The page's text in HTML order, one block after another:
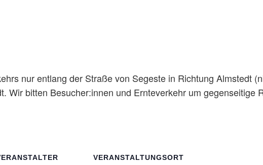
nur entlang der Straße von Segeste in Richtung Almstedt
Wir bitten Besucher:innen und Ernteverkehr um gegenseitige
VERANSTALTUNGSORT